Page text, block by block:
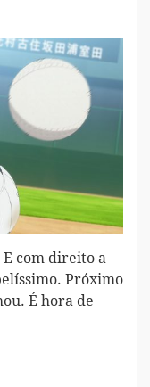
E com direito a
Próximo
É hora de